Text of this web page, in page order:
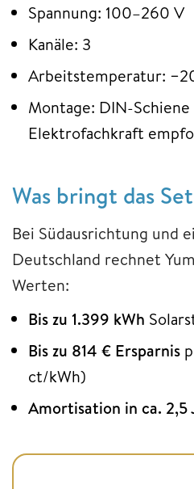
Spannung: 100–260 V
Kanäle: 3
Arbeitstemperatur:
Montage: DIN-
Elektrofachkraft
Was bringt das
Bei Südausrichtung und
Deutschland rechnet
Werten:
Bis zu 1.399 kWh
Bis zu 814 € Ersparnis
ct/kWh)
Amortisation in ca. 2,5